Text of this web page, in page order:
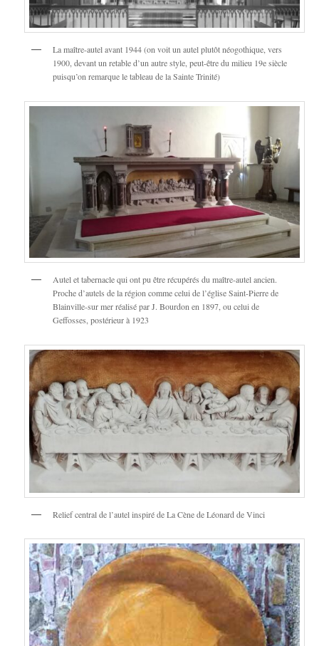
La maître-autel avant 1944 (on voit un autel plutôt néogothique, vers
1900, devant un retable d’un autre style, peut-être du milieu 19e siècle
puisqu’on remarque le tableau de la Sainte Trinité)
Autel et tabernacle qui ont pu être récupérés du maître-autel ancien.
Proche d’autels de la région comme celui de l’église Saint-Pierre de
Blainville-sur mer réalisé par J. Bourdon en 1897, ou celui de
Geffosses, postérieur à 1923
Relief central de l’autel inspiré de La Cène de Léonard de Vinci